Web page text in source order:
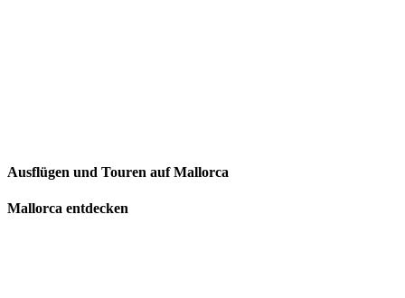
Ausflügen und Touren auf Mallorca
Mallorca entdecken